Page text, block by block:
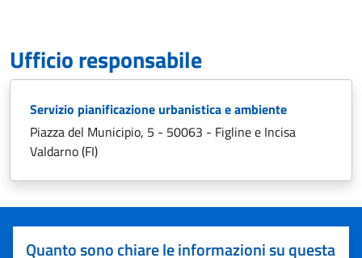
Ufficio responsabile
Servizio pianificazione urbanistica e ambiente
Piazza del Municipio, 5 - 50063 - Figline e Incisa
Valdarno (FI)
Quanto sono chiare le informazioni su questa